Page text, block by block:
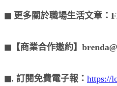
◼︎ 更多關於職場生活文章：
◼︎【商業合作邀約】
◼︎. 訂閱免費電子報： https://